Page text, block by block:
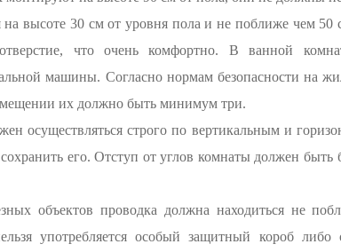
на высоте 30 см от уровня пола и не поближе чем
отверстие, что очень комфортно. В ванной
машины. Согласно нормам безопасности на
их должно быть минимум три.
осуществляться строго по вертикальным и
его. Отступ от углов комнаты должен быть
объектов проводка должна находиться не
употребляется особый защитный короб